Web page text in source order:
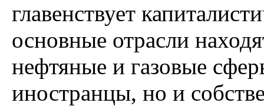
главенствует
основные отрасли
нефтяные и газовые
иностранцы, но и